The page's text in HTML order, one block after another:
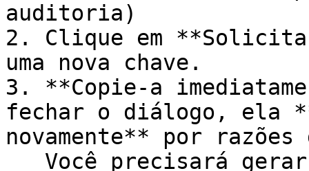
auditoria)
2. Clique em
uma nova chave.
3. **Copie-a
fechar o diálogo, ela
novamente** por